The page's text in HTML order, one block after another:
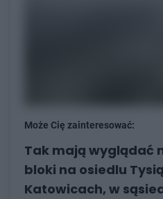
Może Cię zainteresować:
Tak mają wyglądać
bloki na osiedlu
Katowicach, w